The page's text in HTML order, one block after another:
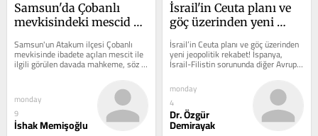
Samsun'da Çobanlı
mevkisindeki mescid ve
meselesi!
Samsun'un Atakum ilçesi Çobanlı
mevkisinde ibadete açılan mescit ile
ilgili görülen davada mahkeme, söz
konusu mescidin yapı...
monday
9
İshak Memişoğlu
İsrail'in Ceuta planı ve
göç üzerinden yeni
jeopolitik rekabet
İsrail’in Ceuta planı ve göç üzerinden
yeni jeopolitik rekabet! İspanya,
İsrail-Filistin sorununda diğer Avrupa
monday
4
Dr. Özgür
Demirayak